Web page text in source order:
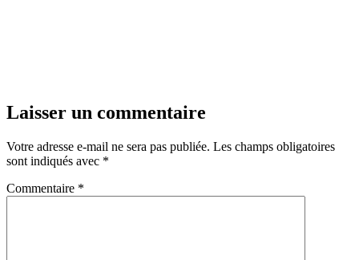
Laisser un commentaire
Votre adresse e-mail ne sera pas publiée. Les champs obligatoires
sont indiqués avec *
Commentaire *